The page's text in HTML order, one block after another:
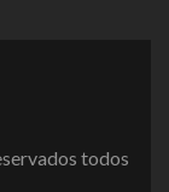
todos